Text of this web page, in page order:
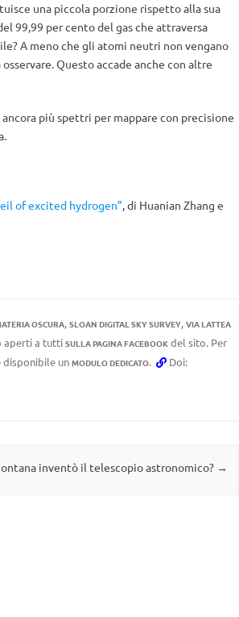
una piccola porzione rispetto alla sua
99,99 per cento del gas che attraversa
A meno che gli atomi neutri non vengano
Questo accade anche con altre
più spettri per mappare con precisione
of excited hydrogen”, di Huanian Zhang e
OSCURA, SLOAN DIGITAL SKY SURVEY, VIA LATTEA
aperti a tuttiSULLA PAGINA FACEBOOKdel sito. Per
disponibile un MODULO DEDICATO. Doi:
inventò il telescopio astronomico? →